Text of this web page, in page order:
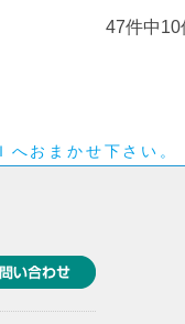
47件中10
おまかせ下さい。